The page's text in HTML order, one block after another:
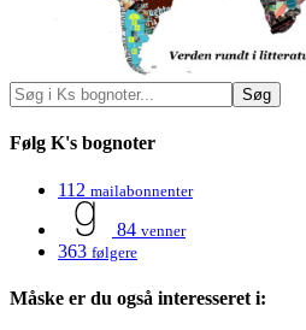
Følg K's bognoter
112 mailabonnenter
84 venner
363 følgere
Måske er du også interesseret i: